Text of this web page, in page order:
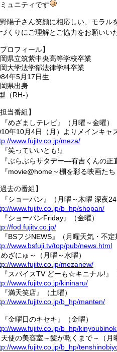
ュニティです
陽子さん笑顔に相応しい、モラル
くりにご理解とご協力をお願いい
ロフィール】
県立筑紫中央高等学校卒業
大学法学部法律学科卒業
年5月17日生
県出身
（RH-）
当番組】
『めざましテレビ』（月曜～金曜）
年10月4日（月）よりメインキャ
www.fujitv.co. jp/meza/
『笑っていいとも!』
『ぶらぶらサタデー―有吉くんの正
『movie@home～棚を彩る映画たち
去の番組】
『ショーパン』（月曜～木曜 深夜
www.fujitv.co. jp/b_hp/shopan/
『ショーパンFriday』（金曜）
fod.fujitv.co. jp/
『BSフジNEWS』（月曜天気・不定
www.bsfuji.tv/top/pub/news.html
めざにゅ～（月曜～水曜）
www.fujitv.co. jp/mezanew/
『スパイスTV どーも☆キニナル!』
www.fujitv.co. jp/kininaru/
『満天笑店』（土曜）
www.fujitv.co. jp/b_hp/manten/
『金曜日のキセキ』（金曜）
www.fujitv.co. jp/b_hp/kinyou
天使の美容室～髪が乾くまで～（月
www.fujitv.co. jp/b_hp/tenshi